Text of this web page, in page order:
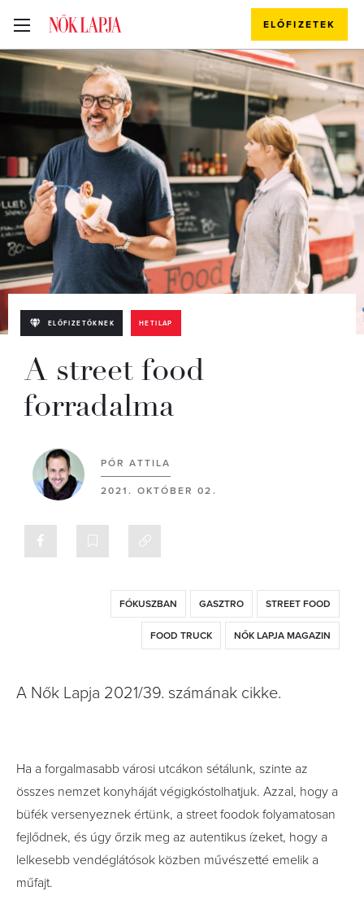
ELŐFIZETEK
ELŐFIZETŐKNEK HETILAP
A street food
forradalma
PÓR ATTILA
2021. OKTÓBER 02.
FÓKUSZBAN GASZTRO STREET FOOD
FOOD TRUCK NŐK LAPJA MAGAZIN
A Nők Lapja 2021/39. számának cikke.
Ha a forgalmasabb városi utcákon sétálunk, szinte az
összes nemzet konyháját végigkóstolhatjuk. Azzal, hogy a
büfék versenyeznek értünk, a street foodok folyamatosan
fejlődnek, és úgy őrzik meg az autentikus ízeket, hogy a
lelkesebb vendéglátósok közben művészetté emelik a
műfajt.